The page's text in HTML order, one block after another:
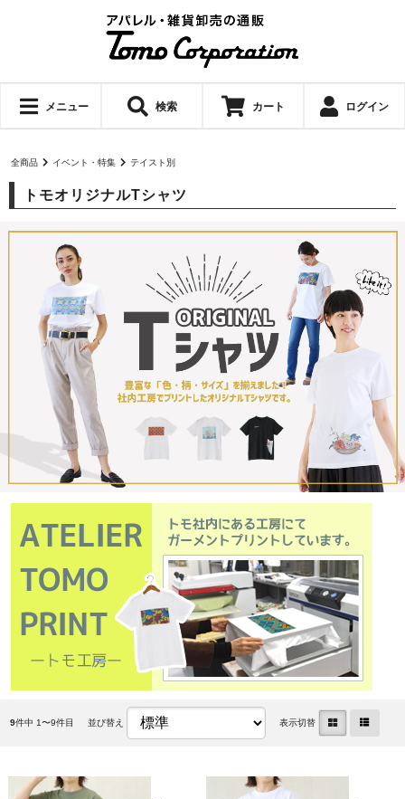
メニュー 検索 カート ログイン
全商品 イベント・特集 テイスト別
トモオリジナルTシャツ
9件中 1〜9件目 並び替え 表示切替